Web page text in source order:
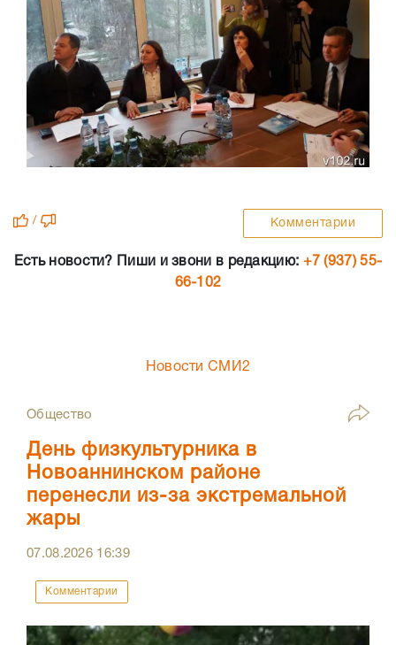
/ Комментарии
Есть новости? Пиши и звони в редакцию: +7 (937) 55-
66-102
Новости СМИ2
Общество
День физкультурника в
Новоаннинском районе
перенесли из-за экстремальной
жары
07.08.2026 16:39
Комментарии